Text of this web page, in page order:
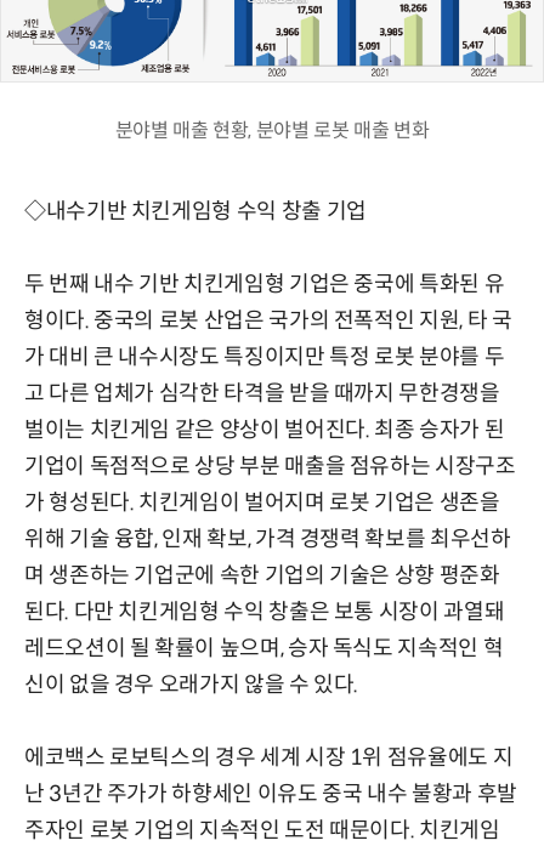
분야별 매출 현황, 분야별 로봇 매출 변화
◇내수기반 치킨게임형 수익 창출 기업
두 번째 내수 기반 치킨게임형 기업은 중국에 특화된 유
형이다. 중국의 로봇 산업은 국가의 전폭적인 지원, 타 국
가 대비 큰 내수시장도 특징이지만 특정 로봇 분야를 두
고 다른 업체가 심각한 타격을 받을 때까지 무한경쟁을
벌이는 치킨게임 같은 양상이 벌어진다. 최종 승자가 된
기업이 독점적으로 상당 부분 매출을 점유하는 시장구조
가 형성된다. 치킨게임이 벌어지며 로봇 기업은 생존을
위해 기술 융합, 인재 확보, 가격 경쟁력 확보를 최우선하
며 생존하는 기업군에 속한 기업의 기술은 상향 평준화
된다. 다만 치킨게임형 수익 창출은 보통 시장이 과열돼
레드오션이 될 확률이 높으며, 승자 독식도 지속적인 혁
신이 없을 경우 오래가지 않을 수 있다.
에코백스 로보틱스의 경우 세계 시장 1위 점유율에도 지
난 3년간 주가가 하향세인 이유도 중국 내수 불황과 후발
주자인 로봇 기업의 지속적인 도전 때문이다. 치킨게임